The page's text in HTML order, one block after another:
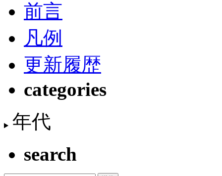
前言
凡例
更新履歴
categories
年代
search